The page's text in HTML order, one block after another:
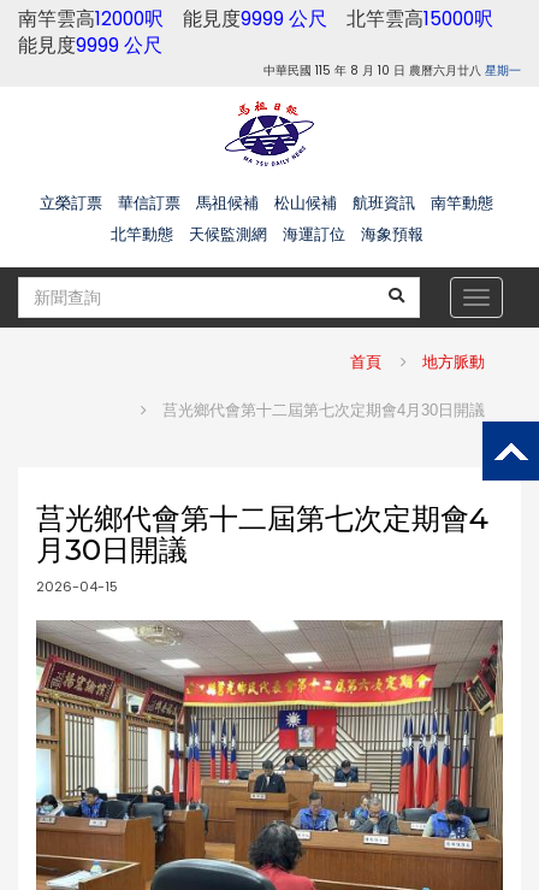
南竿雲高12000呎 能見度9999 公尺 北竿雲高15000呎
能見度9999 公尺
中華民國 115 年 8 月 10 日 農曆六月廿八 星期一
立榮訂票 華信訂票 馬祖候補 松山候補 航班資訊
南竿動態
北竿動態
天候監測網 海運訂位 海象預報
Toggle
首頁 地方脈動
莒光鄉代會第十二屆第七次定期會4月30日開議
莒光鄉代會第十二屆第七次定期會4
月30日開議
2026-04-15